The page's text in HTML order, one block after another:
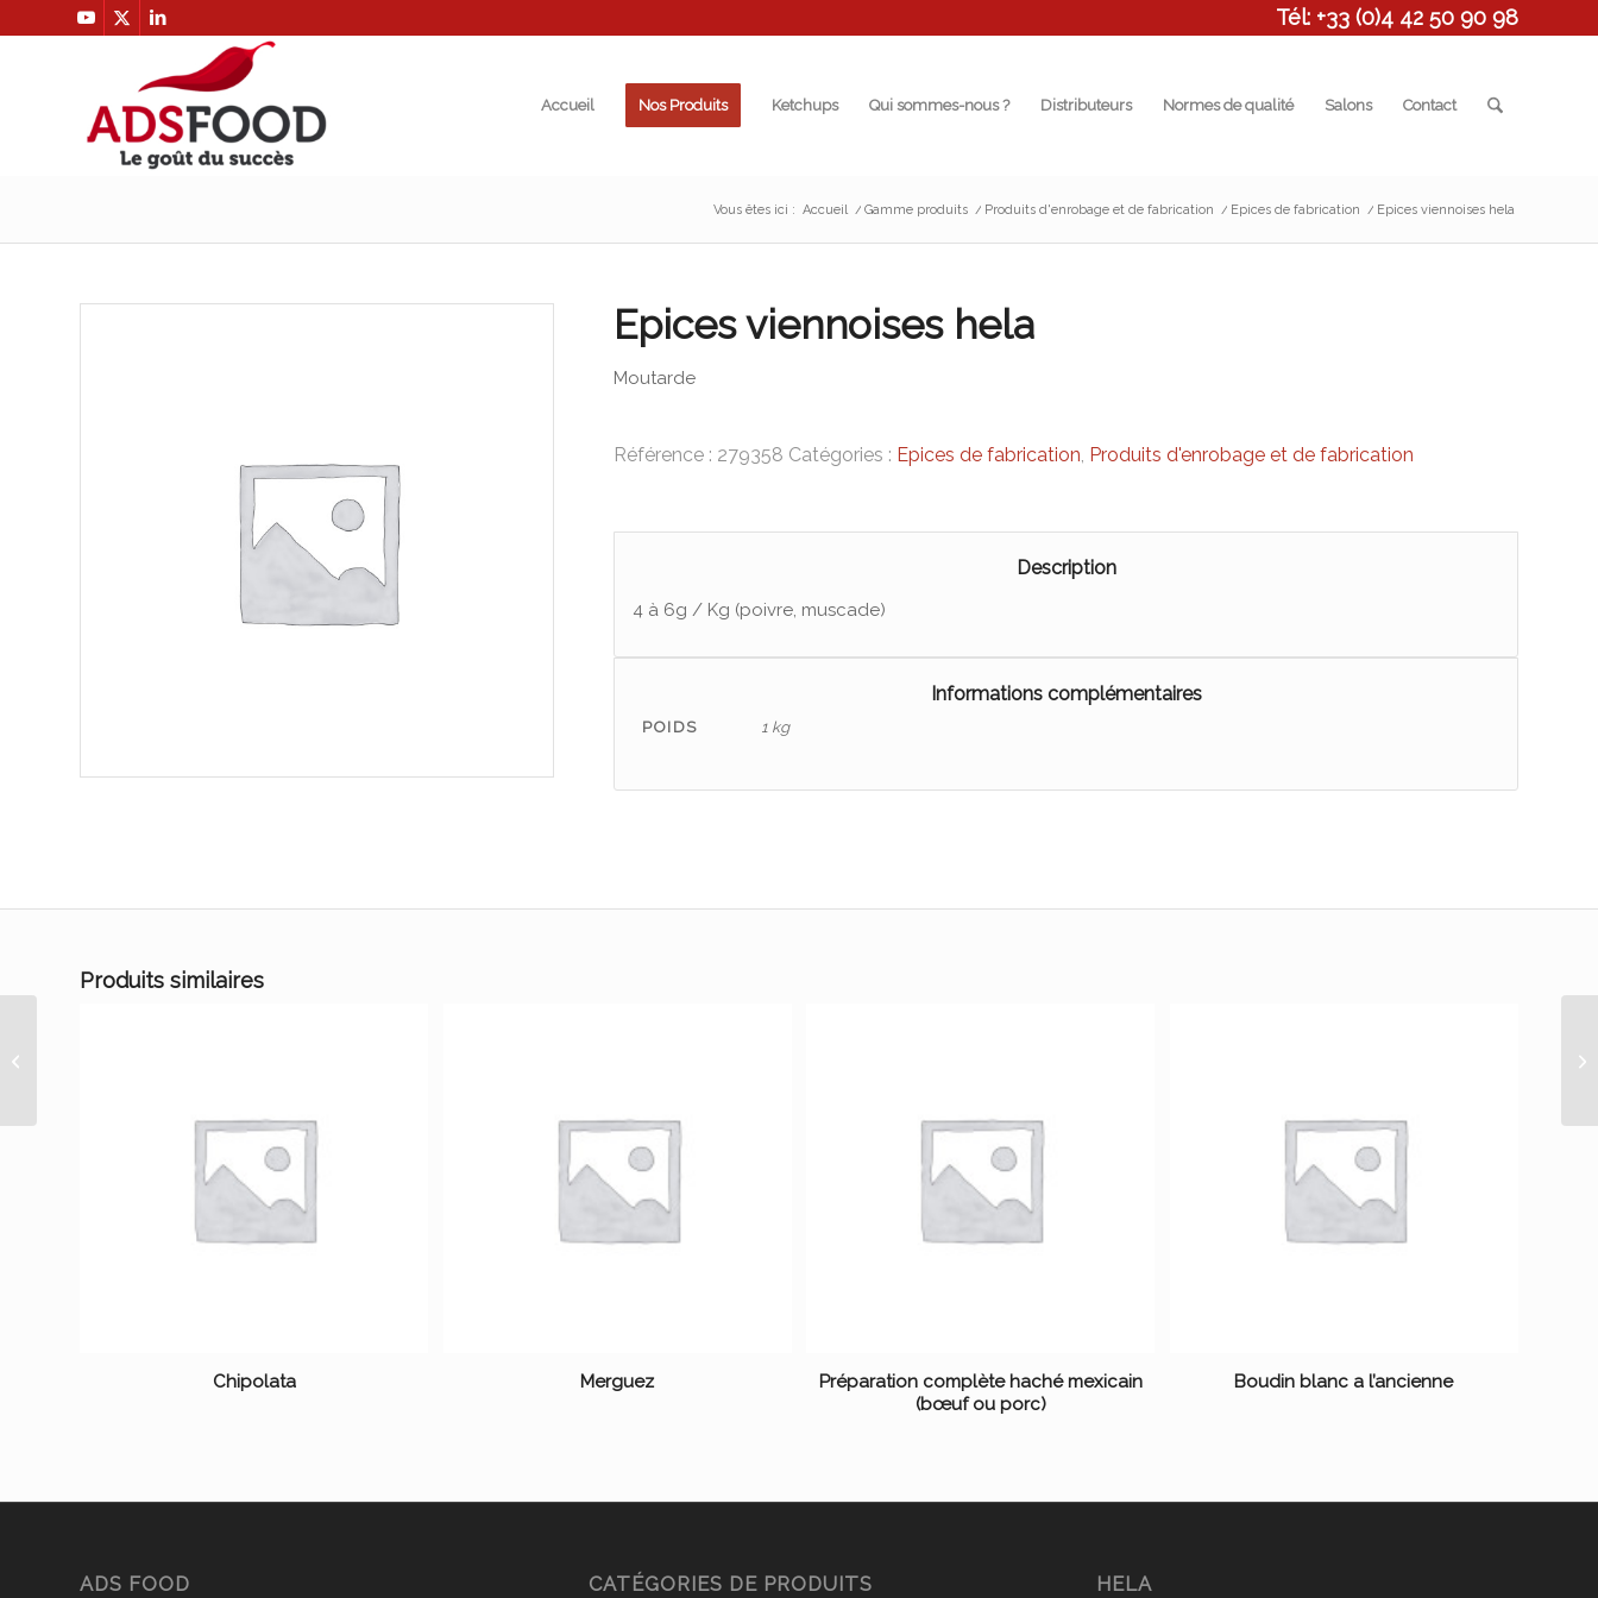
Tél: +33 (0)4 42 50 90 98
Accueil Nos Produits Ketchups Qui sommes-nous ? Distributeurs Normes de qualité Salons Contact
Vous êtes ici : Accueil / Gamme produits / Produits d'enrobage et de fabrication / Epices de fabrication / Epices viennoises hela
Epices viennoises hela
Moutarde
Référence : 279358 Catégories : Epices de fabrication Produits d'enrobage et de fabrication
Description
4 à 6g / Kg (poivre, muscade)
Informations complémentaires
POIDS 1 kg
Produits similaires
Chipolata Merguez
Préparation complète haché mexicain
(bœuf ou porc)
Boudin blanc a l’ancienne
ADS FOOD CATÉGORIES DE PRODUITS HELA